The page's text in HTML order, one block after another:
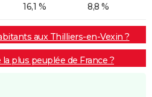
16,1 % 8,8 %
aux Thilliers-en-Vexin ?
plus peuplée de France ?